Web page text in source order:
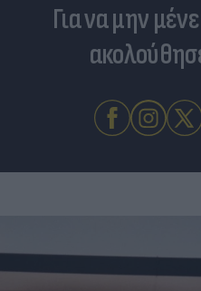
Για να μην